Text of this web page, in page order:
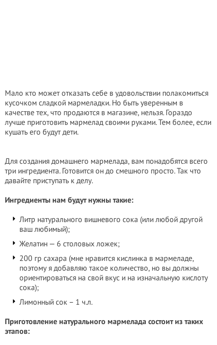
Мало кто может отказать себе в удовольствии полакомиться
кусочком сладкой мармеладки. Но быть уверенным в
качестве тех, что продаются в магазине, нельзя. Гораздо
лучше приготовить мармелад своими руками. Тем более, если
кушать его будут дети.
Для создания домашнего мармелада, вам понадобятся всего
три ингредиента. Готовится он до смешного просто. Так что
давайте приступать к делу.
Ингредиенты нам будут нужны такие:
Литр натурального вишневого сока (или любой другой
ваш любимый);
Желатин — 6 столовых ложек;
200 гр сахара (мне нравится кислинка в мармеладе,
поэтому я добавляю такое количество, но вы должны
ориентироваться на свой вкус и на изначальную кислоту
сока);
Лимонный сок – 1 ч.л.
Приготовление натурального мармелада состоит из таких
этапов: